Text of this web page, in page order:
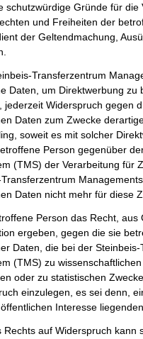
schutzwürdige Gründe für
und Freiheiten der
der Geltendmachung,
Transferzentrum
Daten, um Direktwerbung
jederzeit Widerspruch gegen
Daten zum Zwecke
soweit es mit solcher
Person gegenüber
(TMS) der Verarbeitung für
Daten nicht mehr für diese
Person das Recht, aus
ergeben, gegen die sie
Daten, die bei der
(TMS) zu
oder zu statistischen
einzulegen, es sei denn,
Interesse
Rechts auf Widerspruch kann